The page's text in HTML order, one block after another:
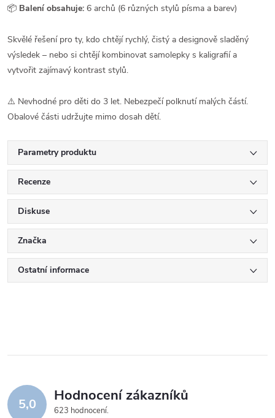
📦 Balení obsahuje: 6 archů (6 různých stylů písma a barev)
Skvělé řešení pro ty, kdo chtějí rychlý, čistý a designově sladěný
výsledek – nebo si chtějí kombinovat samolepky s kaligrafií a
vytvořit zajímavý kontrast stylů.
⚠️ Nevhodné pro děti do 3 let. Nebezpečí polknutí malých částí.
Obalové části udržujte mimo dosah dětí.
Parametry produktu
Recenze
Diskuse
Značka
Ostatní informace
5,0 Hodnocení zákazníků
623 hodnocení